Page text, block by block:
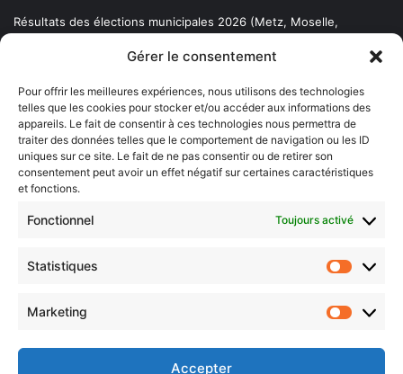
Gérer le consentement
Pour offrir les meilleures expériences, nous utilisons des technologies
telles que les cookies pour stocker et/ou accéder aux informations des
appareils. Le fait de consentir à ces technologies nous permettra de
traiter des données telles que le comportement de navigation ou les ID
uniques sur ce site. Le fait de ne pas consentir ou de retirer son
consentement peut avoir un effet négatif sur certaines caractéristiques
et fonctions.
Fonctionnel Toujours activé
Statistiques
Marketing
Accepter
Résultats des élections municipales 2026 (Metz, Moselle,
Newsletter gratuite
Choisissez : matin, soir ou hebdo ?
votre